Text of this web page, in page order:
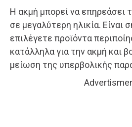
Η ακμή μπορεί να επηρεάσει
σε μεγαλύτερη ηλικία. Είναι
επιλέγετε προϊόντα
κατάλληλα για την ακμή και
μείωση της υπερβολικής